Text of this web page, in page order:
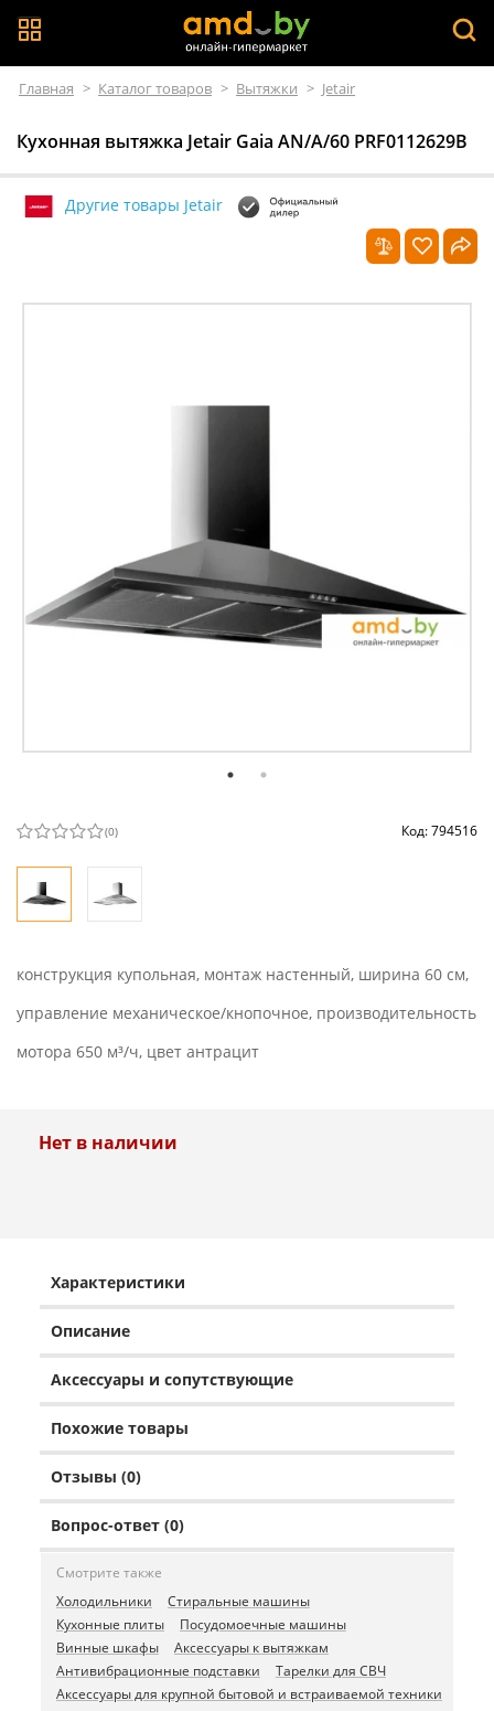
Главная > Каталог товаров > Вытяжки > Jetair
Кухонная вытяжка Jetair Gaia AN/A/60 PRF0112629B
Другие товары Jetair
(0) Код: 794516
конструкция купольная, монтаж настенный, ширина 60 см,
управление механическое/кнопочное, производительность
мотора 650 м³/ч, цвет антрацит
Нет в наличии
Характеристики
Описание
Аксессуары и сопутствующие
Похожие товары
Отзывы (0)
Вопрос-ответ (0)
Смотрите также
Холодильники
Стиральные машины
Кухонные плиты
Посудомоечные машины
Винные шкафы
Аксессуары к вытяжкам
Антивибрационные подставки
Тарелки для СВЧ
Аксессуары для крупной бытовой и встраиваемой техники